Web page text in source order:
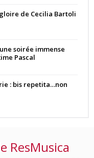
de Cecilia Bartoli
soirée immense
Pascal
: bis repetita…non
ResMusica